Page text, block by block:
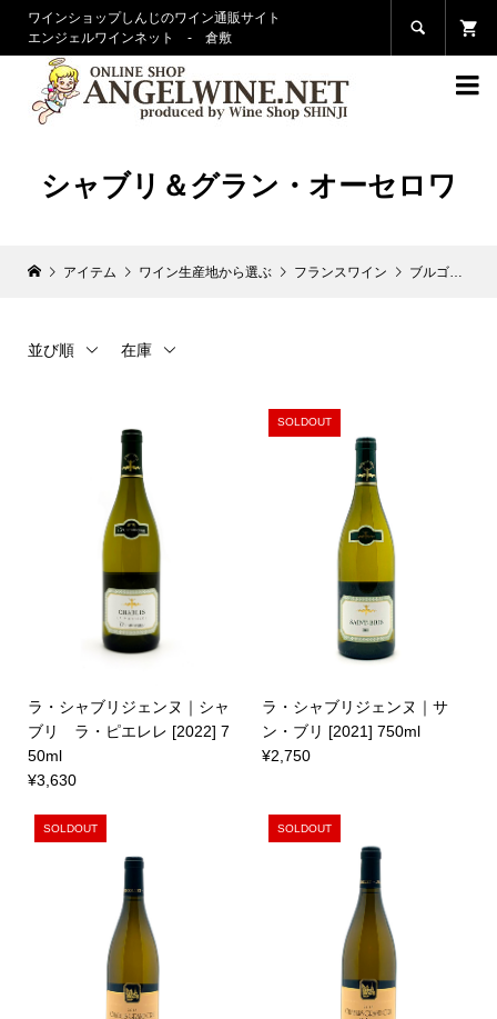
ワインショップしんじのワイン通販サイト
エンジェルワインネット - 倉敷


シャブリ＆グラン・オーセロワ
アイテム ワイン生産地から選ぶ フランスワイン ブルゴーニュ
並び順 在庫
ラ・シャブリジェンヌ｜シャ
ブリ ラ・ピエレレ [2022] 7
50ml
¥3,630
SOLDOUT
ラ・シャブリジェンヌ｜サ
ン・ブリ [2021] 750ml
¥2,750
SOLDOUT SOLDOUT